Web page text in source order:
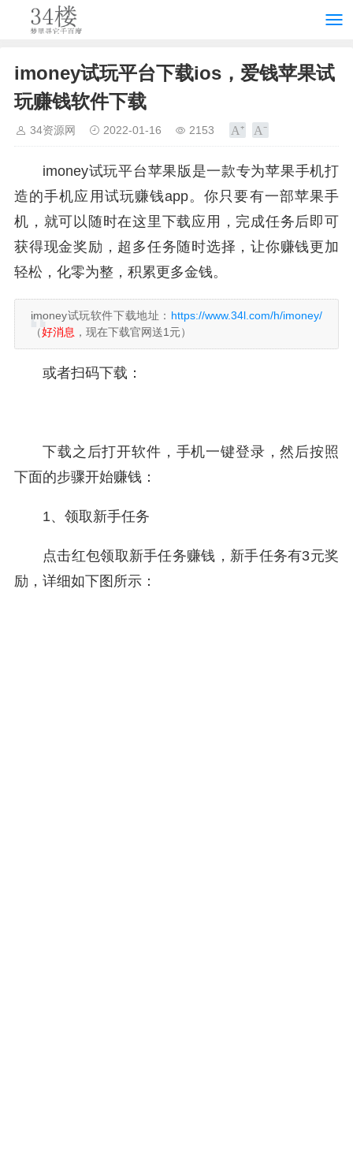
imoney试玩平台下载ios，爱钱苹果试
玩赚钱软件下载
34资源网 2022-01-16 2153
imoney试玩平台苹果版是一款专为苹果手机打
造的手机应用试玩赚钱app。你只要有一部苹果手
机，就可以随时在这里下载应用，完成任务后即可
获得现金奖励，超多任务随时选择，让你赚钱更加
轻松，化零为整，积累更多金钱。
imoney试玩软件下载地址： https://www.34l.com/h/imoney/
（好消息 ，现在下载官网送1元）
或者扫码下载：
下载之后打开软件，手机一键登录，然后按照
下面的步骤开始赚钱：
1、领取新手任务
点击红包领取新手任务赚钱，新手任务有3元奖
励，详细如下图所示：